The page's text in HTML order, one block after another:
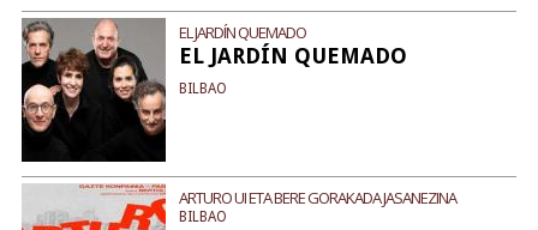
EL JARDÍN QUEMADO
EL JARDÍN QUEMADO
BILBAO
ARTURO UI ETA BERE GORAKADA JASANEZINA
BILBAO